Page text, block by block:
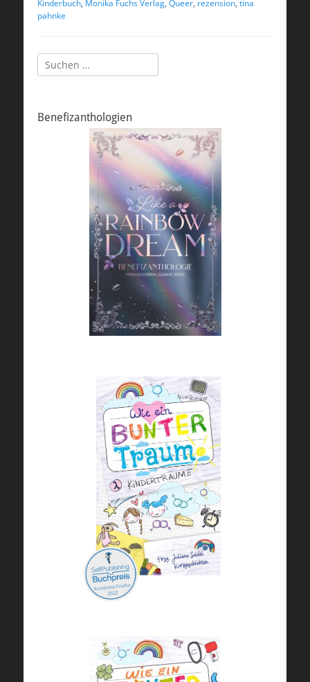
Kinderbuch, Monika Fuchs Verlag, Queer, rezension, tina
pahnke
Suchen
nach:
Benefizanthologien